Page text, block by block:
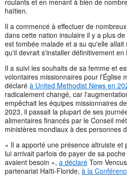
roulants et en menant à bien de
haïtien.
Il a commencé à effectuer de
dans cette nation insulaire il y a plus
est tombée malade et a su qu'elle
qu'il devrait s'installer définitivement
Il a suivi les souhaits de sa femme et
volontaires missionnaires pour l'Église
déclaré à United Methodist News en
radicalement changé, car
empêchait les équipes missionnaires
2023, il passait la plupart de ses
alimentaires financés par le Conseil
ministères mondiaux à des personnes
« Il a apporté une présence altruiste et
lui arrivait parfois de payer de sa
avaient besoin », a déclaré Tom
partenariat Haïti-Floride, à la